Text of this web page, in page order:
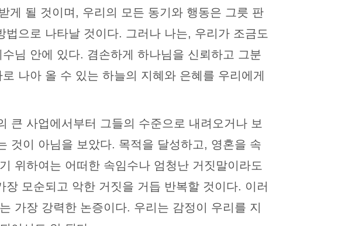
게 될 것이며, 우리의 모든 동기와 행동은 그릇 판
으로 나타날 것이다. 그러나 나는, 우리가 조금도
님 안에 있다. 겸손하게 하나님을 신뢰하고 그분
나아 올 수 있는 하늘의 지혜와 은혜를 우리에게
큰 사업에서부터 그들의 수준으로 내려오거나 보
것이 아님을 보았다. 목적을 달성하고, 영혼을 속
위하여는 어떠한 속임수나 엄청난 거짓말이라도
모순되고 악한 거짓을 거듭 반복할 것이다. 이러
가장 강력한 논증이다. 우리는 감정이 우리를 지